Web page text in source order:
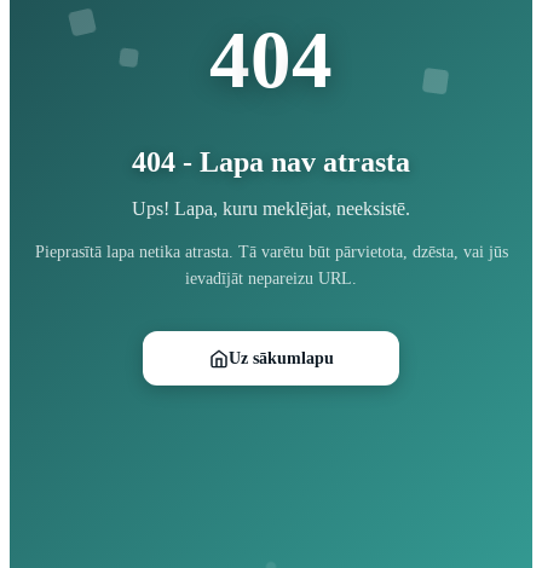
404
404 - Lapa nav atrasta
Ups! Lapa, kuru meklējat, neeksistē.
Pieprasītā lapa netika atrasta. Tā varētu būt pārvietota, dzēsta, vai jūs
ievadījāt nepareizu URL.
Uz sākumlapu